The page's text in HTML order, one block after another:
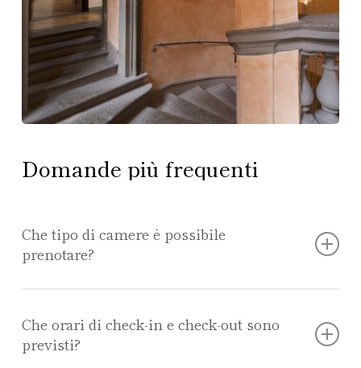
Domande più frequenti
Che tipo di camere è possibile
prenotare?
Camera singola comfort
Che orari di check-in e check-out sono
previsti?